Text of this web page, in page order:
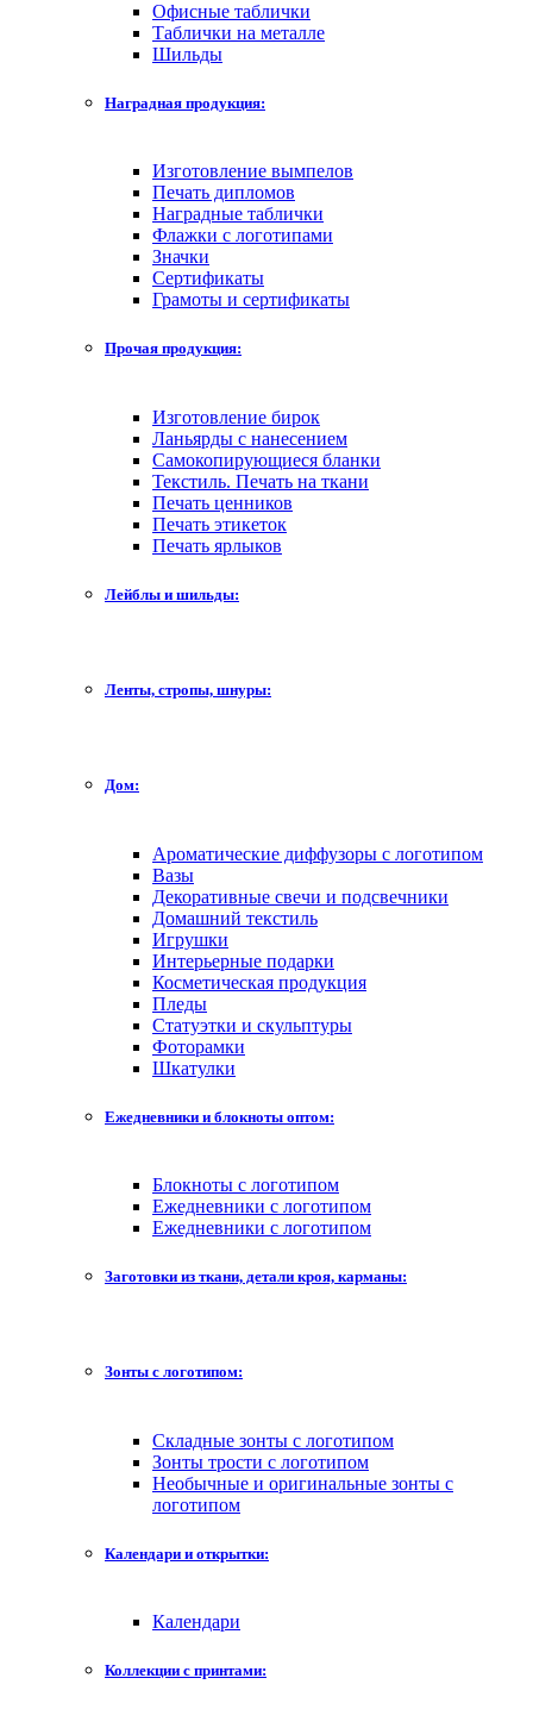
Офисные таблички
Таблички на металле
Шильды
Наградная продукция:
Изготовление вымпелов
Печать дипломов
Наградные таблички
Флажки с логотипами
Значки
Сертификаты
Грамоты и сертификаты
Прочая продукция:
Изготовление бирок
Ланьярды с нанесением
Самокопирующиеся бланки
Текстиль. Печать на ткани
Печать ценников
Печать этикеток
Печать ярлыков
Лейблы и шильды:
Ленты, стропы, шнуры:
Дом:
Ароматические диффузоры с логотипом
Вазы
Декоративные свечи и подсвечники
Домашний текстиль
Игрушки
Интерьерные подарки
Косметическая продукция
Пледы
Статуэтки и скульптуры
Фоторамки
Шкатулки
Ежедневники и блокноты оптом:
Блокноты с логотипом
Ежедневники с логотипом
Ежедневники с логотипом
Заготовки из ткани, детали кроя, карманы:
Зонты с логотипом:
Складные зонты с логотипом
Зонты трости с логотипом
Необычные и оригинальные зонты с
логотипом
Календари и открытки:
Календари
Коллекции с принтами: